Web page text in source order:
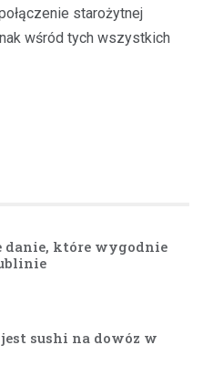
starożytnej
wśród tych wszystkich
danie, które wygodnie
sushi na dowóz w